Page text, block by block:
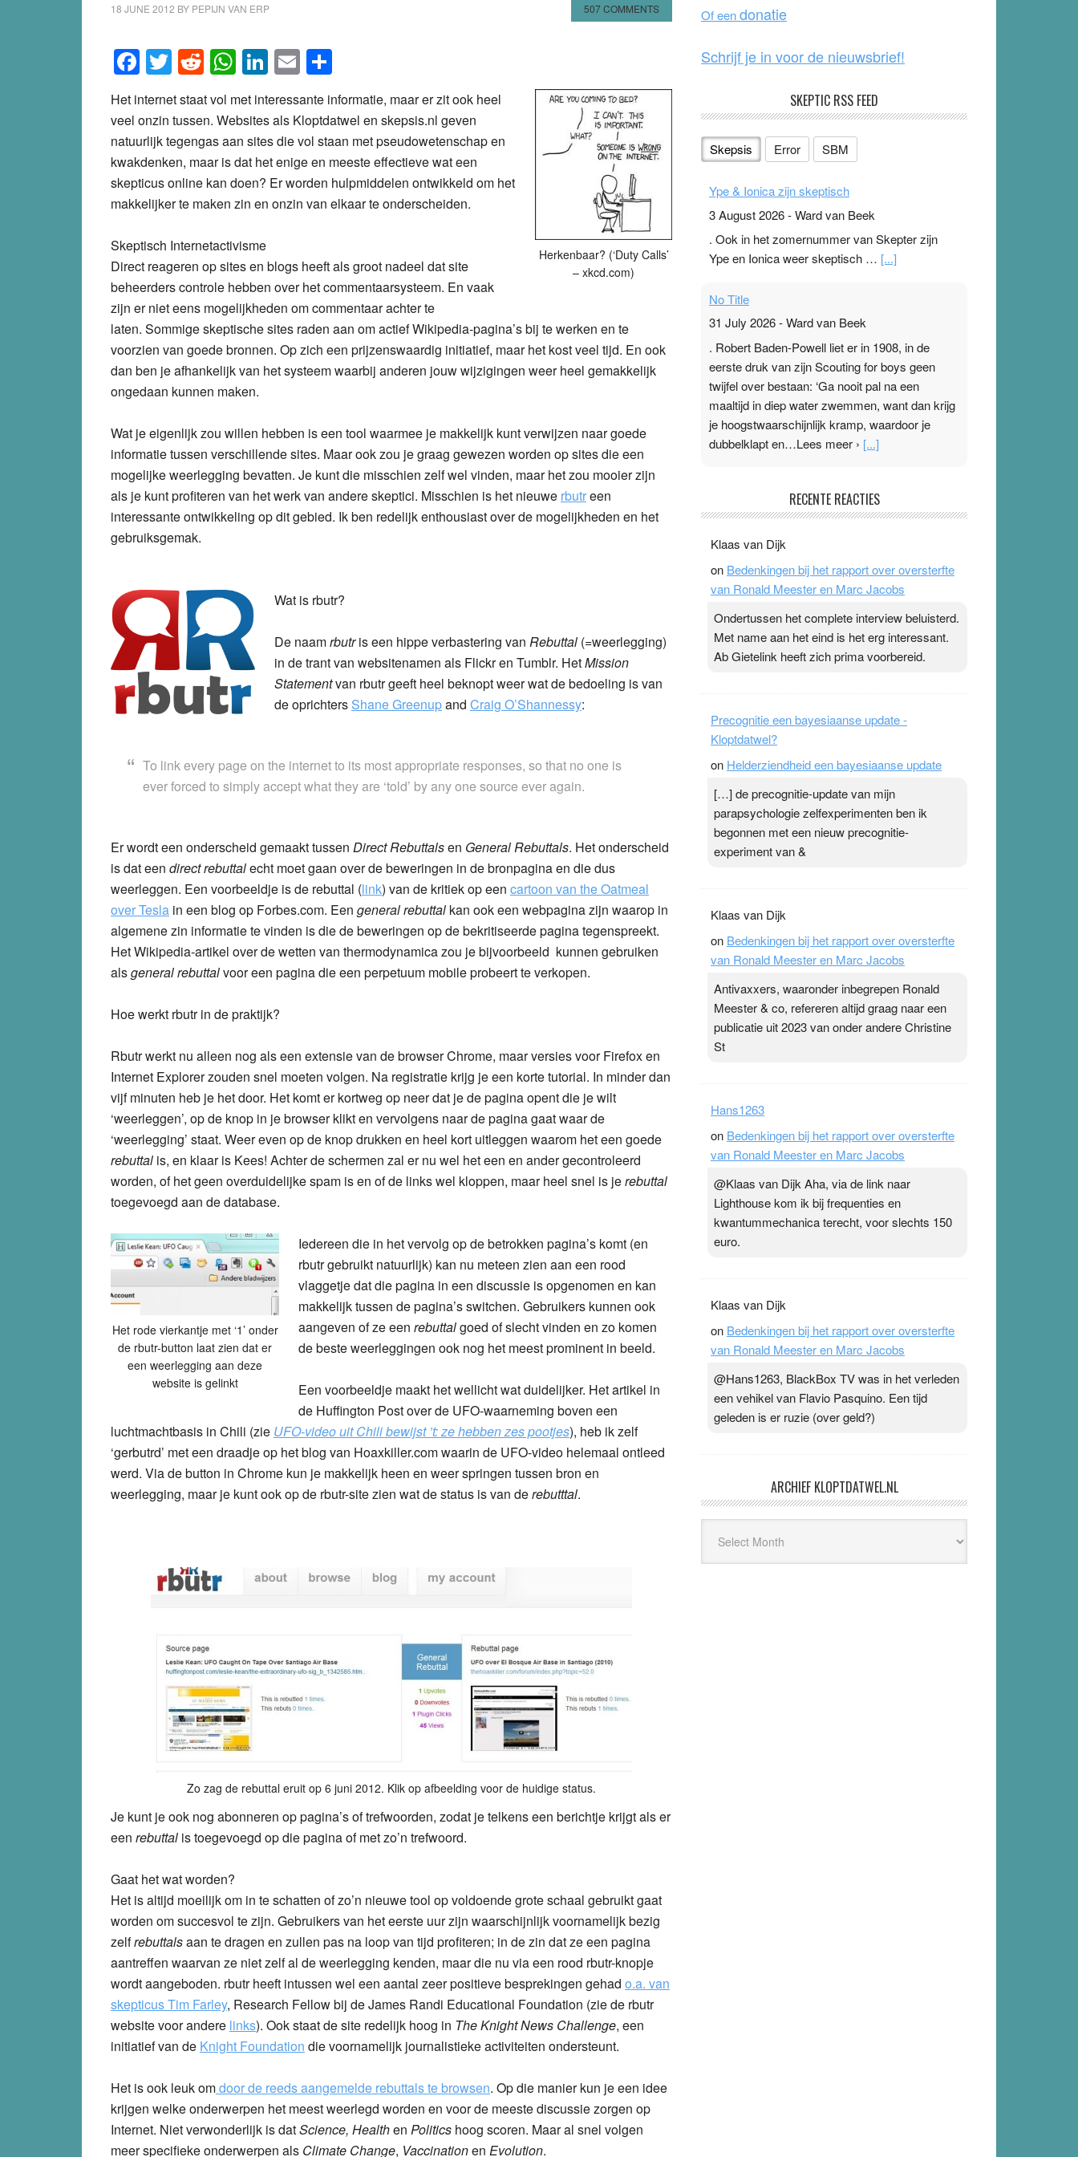
18 JUNE 2012 BY PEPIJN VAN ERP 507 COMMENTS
Facebook
Twitter
Reddit
WhatsApp
LinkedIn
Email
Herkenbaar? (‘Duty Calls’
– xkcd.com)
Het internet staat vol met interessante informatie, maar er zit ook heel
veel onzin tussen. Websites als Kloptdatwel en skepsis.nl geven
natuurlijk tegengas aan sites die vol staan met pseudowetenschap en
kwakdenken, maar is dat het enige en meeste effectieve wat een
skepticus online kan doen? Er worden hulpmiddelen ontwikkeld om het
makkelijker te maken zin en onzin van elkaar te onderscheiden.
Skeptisch Internetactivisme
Direct reageren op sites en blogs heeft als groot nadeel dat site
beheerders controle hebben over het commentaarsysteem. En vaak
zijn er niet eens mogelijkheden om commentaar achter te
laten. Sommige skeptische sites raden aan om actief Wikipedia-pagina’s bij te werken en te
voorzien van goede bronnen. Op zich een prijzenswaardig initiatief, maar het kost veel tijd. En ook
dan ben je afhankelijk van het systeem waarbij anderen jouw wijzigingen weer heel gemakkelijk
ongedaan kunnen maken.
Wat je eigenlijk zou willen hebben is een tool waarmee je makkelijk kunt verwijzen naar goede
informatie tussen verschillende sites. Maar ook zou je graag gewezen worden op sites die een
mogelijke weerlegging bevatten. Je kunt die misschien zelf wel vinden, maar het zou mooier zijn
als je kunt profiteren van het werk van andere skeptici. Misschien is het nieuwe rbutreen
interessante ontwikkeling op dit gebied. Ik ben redelijk enthousiast over de mogelijkheden en het
gebruiksgemak.
Wat is rbutr?
De naamrbutris een hippe verbastering van Rebuttal (=weerlegging)
in de trant van websitenamen als Flickr en Tumblr. HetMission
Statementvan rbutr geeft heel beknopt weer wat de bedoeling is van
de oprichters Shane Greenupand Craig O’Shannessy:
To link every page on the internet to its most appropriate responses, so that no one is
ever forced to simply accept what they are ‘told’ by any one source ever again.
Er wordt een onderscheid gemaakt tussen Direct Rebuttalsen General Rebuttals. Het onderscheid
is dat een direct rebuttalecht moet gaan over de beweringen in de bronpagina en die dus
weerleggen. Een voorbeeldje is de rebuttal (link) van de kritiek op een cartoon van the Oatmeal
over Tesla in een blog op Forbes.com. Een general rebuttal kan ook een webpagina zijn waarop in
algemene zin informatie te vinden is die de beweringen op de bekritiseerde pagina tegenspreekt.
Het Wikipedia-artikel over de wetten van thermodynamica zou je bijvoorbeeld kunnen gebruiken
alsgeneral rebuttalvoor een pagina die een perpetuum mobile probeert te verkopen.
Hoe werkt rbutr in de praktijk?
Rbutr werkt nu alleen nog als een extensie van de browser Chrome, maar versies voor Firefox en
Internet Explorer zouden snel moeten volgen. Na registratie krijg je een korte tutorial. In minder dan
vijf minuten heb je het door. Het komt er kortweg op neer dat je de pagina opent die je wilt
‘weerleggen’, op de knop in je browser klikt en vervolgens naar de pagina gaat waar de
‘weerlegging’ staat. Weer even op de knop drukken en heel kort uitleggen waarom het een goede
rebuttal is, en klaar is Kees! Achter de schermen zal er nu wel het een en ander gecontroleerd
worden, of het geen overduidelijke spam is en of de links wel kloppen, maar heel snel is jerebuttal
toegevoegd aan de database.
Het rode vierkantje met ‘1’ onder
de rbutr-button laat zien dat er
een weerlegging aan deze
website is gelinkt
Iedereen die in het vervolg op de betrokken pagina’s komt (en
rbutr gebruikt natuurlijk) kan nu meteen zien aan een rood
vlaggetje dat die pagina in een discussie is opgenomen en kan
makkelijk tussen de pagina’s switchen. Gebruikers kunnen ook
aangeven of ze een rebuttalgoed of slecht vinden en zo komen
de beste weerleggingen ook nog het meest prominent in beeld.
Een voorbeeldje maakt het wellicht wat duidelijker. Het artikel in
de Huffington Post over de UFO-waarneming boven een
luchtmachtbasis in Chili (zie UFO-video uit Chili bewijst ’t: ze hebben zes pootjes), heb ik zelf
‘gerbutrd’ met een draadje op het blog van Hoaxkiller.com waarin de UFO-video helemaal ontleed
werd. Via de button in Chrome kun je makkelijk heen en weer springen tussen bron en
weerlegging, maar je kunt ook op de rbutr-site zien wat de status is van derebutttal.
Zo zag de rebuttal eruit op 6 juni 2012. Klik op afbeelding voor de huidige status.
Je kunt je ook nog abonneren op pagina’s of trefwoorden, zodat je telkens een berichtje krijgt als er
een rebuttal is toegevoegd op die pagina of met zo’n trefwoord.
Gaat het wat worden?
Het is altijd moeilijk om in te schatten of zo’n nieuwe tool op voldoende grote schaal gebruikt gaat
worden om succesvol te zijn. Gebruikers van het eerste uur zijn waarschijnlijk voornamelijk bezig
zelfrebuttalsaan te dragen en zullen pas na loop van tijd profiteren; in de zin dat ze een pagina
aantreffen waarvan ze niet zelf al de weerlegging kenden, maar die nu via een rood rbutr-knopje
wordt aangeboden. rbutr heeft intussen wel een aantal zeer positieve besprekingen gehad o.a. van
skepticus Tim Farley, Research Fellow bij de James Randi Educational Foundation (zie de rbutr
website voor andere links). Ook staat de site redelijk hoog in The Knight News Challenge, een
initiatief van de Knight Foundation die voornamelijk journalistieke activiteiten ondersteunt.
Het is ook leuk omdoor de reeds aangemelde rebuttals te browsen. Op die manier kun je een idee
krijgen welke onderwerpen het meest weerlegd worden en voor de meeste discussie zorgen op
Internet. Niet verwonderlijk is datScience, Healthen Politics hoog scoren. Maar al snel volgen
meer specifieke onderwerpen als Climate Change, Vaccinationen Evolution.
k
Of eendonatie
Schrijf je in voor de nieuwsbrief!
SKEPTIC RSS FEED
Skepsis Error SBM
Ype & Ionica zijn skeptisch
3 August 2026-Ward van Beek
. Ook in het zomernummer van Skepter zijn
Ype en Ionica weer skeptisch … [...]
No Title
31 July 2026-Ward van Beek
. Robert Baden-Powell liet er in 1908, in de
eerste druk van zijn Scouting for boys geen
twijfel over bestaan: ‘Ga nooit pal na een
maaltijd in diep water zwemmen, want dan krijg
je hoogstwaarschijnlijk kramp, waardoor je
dubbelklapt en…Lees meer › [...]
Ward van Beek
topsporters. Ze hopen ermee hun hartslag te
verlagen terwijl ze meer zuurstof opnemen.
Daarop heeft zo’n pleister geen effect. Maar het
zijn. Door…Lees meer Pleisterplakkers in de
topspsort › [...]
RECENTE REACTIES
Klaas van Dijk
on Bedenkingen bij het rapport over oversterfte
van Ronald Meester en Marc Jacobs
Ondertussen het complete interview beluisterd.
Met name aan het eind is het erg interessant.
Ab Gietelink heeft zich prima voorbereid.
Precognitie een bayesiaanse update -
Kloptdatwel?
on Helderziendheid een bayesiaanse update
[…] de precognitie-update van mijn
parapsychologie zelfexperimenten ben ik
begonnen met een nieuw precognitie-
experiment van &
Klaas van Dijk
on Bedenkingen bij het rapport over oversterfte
van Ronald Meester en Marc Jacobs
Antivaxxers, waaronder inbegrepen Ronald
Meester & co, refereren altijd graag naar een
publicatie uit 2023 van onder andere Christine
St
Hans1263
on Bedenkingen bij het rapport over oversterfte
van Ronald Meester en Marc Jacobs
@Klaas van Dijk Aha, via de link naar
Lighthouse kom ik bij frequenties en
kwantummechanica terecht, voor slechts 150
euro.
Klaas van Dijk
on Bedenkingen bij het rapport over oversterfte
van Ronald Meester en Marc Jacobs
@Hans1263, BlackBox TV was in het verleden
een vehikel van Flavio Pasquino. Een tijd
geleden is er ruzie (over geld?)
ARCHIEF KLOPTDATWEL.NL
Kloptdatwel.nl